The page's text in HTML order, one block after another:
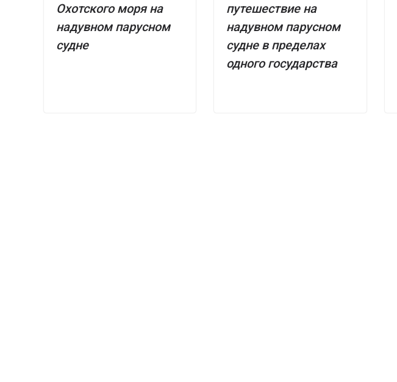
Охотского моря на
надувном парусном
судне
путешествие на
надувном парусном
судне в пределах
одного государства